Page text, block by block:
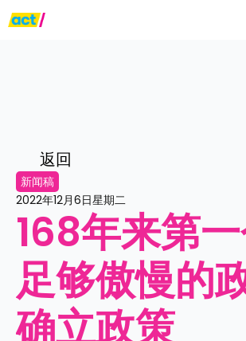
返回
新闻稿
2022年12月6日星期二
168年来第
足够傲慢的
确立政策